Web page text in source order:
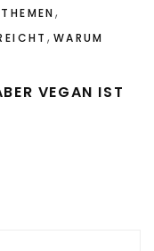
THEMEN ,
, WARUM
VEGAN IST